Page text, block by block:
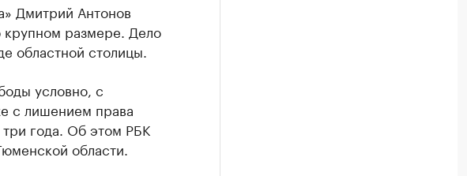
Дмитрий Антонов
крупном размере. Дело
областной столицы.
условно, с
с лишением права
года. Об этом РБК
области.